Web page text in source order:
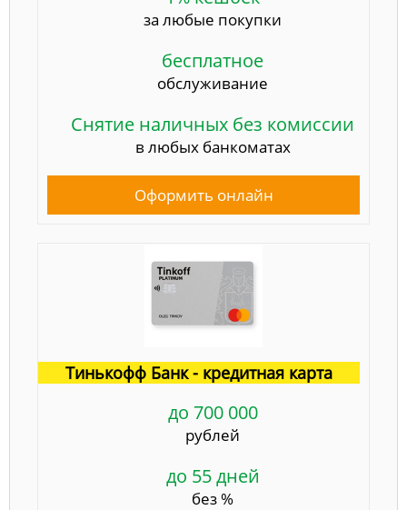
за любые покупки
бесплатное
обслуживание
Снятие наличных без комиссии
в любых банкоматах
Оформить онлайн
Тинькофф Банк - кредитная карта
до 700 000
рублей
до 55 дней
без %